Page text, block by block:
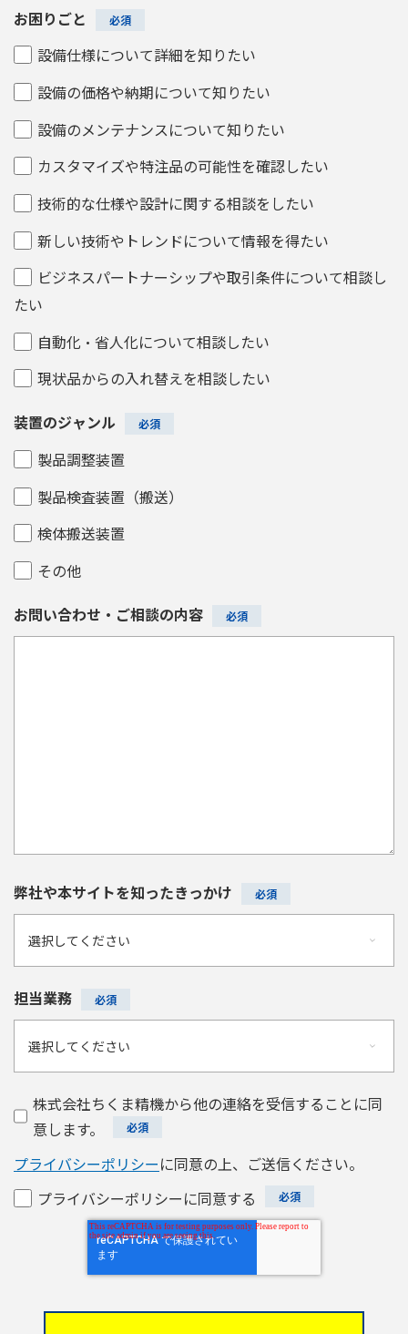
お困りごと
設備仕様について詳細を知りたい
設備の価格や納期について知りたい
設備のメンテナンスについて知りたい
カスタマイズや特注品の可能性を確認したい
技術的な仕様や設計に関する相談をしたい
新しい技術やトレンドについて情報を得たい
ビジネスパートナーシップや取引条件について相談し
たい
自動化・省人化について相談したい
現状品からの入れ替えを相談したい
装置のジャンル
製品調整装置
製品検査装置（搬送）
検体搬送装置
その他
お問い合わせ・ご相談の内容
弊社や本サイトを知ったきっかけ
担当業務
株式会社ちくま精機から他の連絡を受信することに同
意します。
プライバシーポリシーに同意の上、ご送信ください。
プライバシーポリシーに同意する